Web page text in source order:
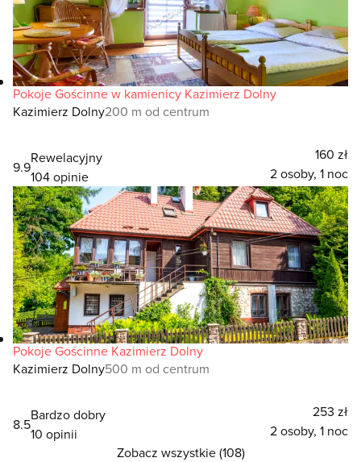
Pokoje Gościnne w kamienicy Kazimierz Dolny
Kazimierz Dolny200 m od centrum
9.9
Rewelacyjny
104 opinie
160 zł
2 osoby, 1 noc
Pokoje Gościnne Kazimierz Dolny
Kazimierz Dolny500 m od centrum
8.5
Bardzo dobry
10 opinii
253 zł
2 osoby, 1 noc
Zobacz wszystkie (108)